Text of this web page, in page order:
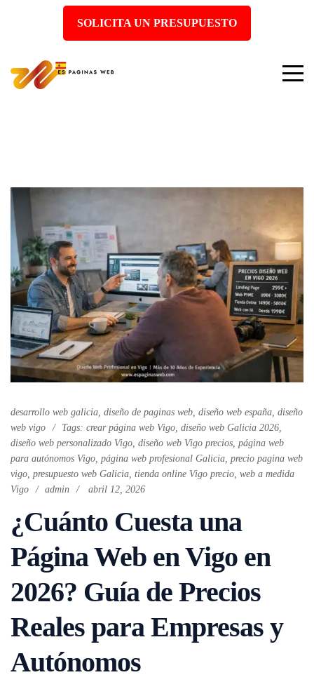
SOLICITA UN PRESUPUESTO
desarrollo web galicia, diseño de paginas web, diseño web españa, diseño
web vigo
Tags: crear página web Vigo, diseño web Galicia 2026,
diseño web personalizado Vigo, diseño web Vigo precios, página web
para autónomos Vigo, página web profesional Galicia, precio pagina web
vigo, presupuesto web Galicia, tienda online Vigo precio, web a medida
Vigo
admin abril 12, 2026
¿Cuánto Cuesta una
Página Web en Vigo en
2026? Guía de Precios
Reales para Empresas y
Autónomos